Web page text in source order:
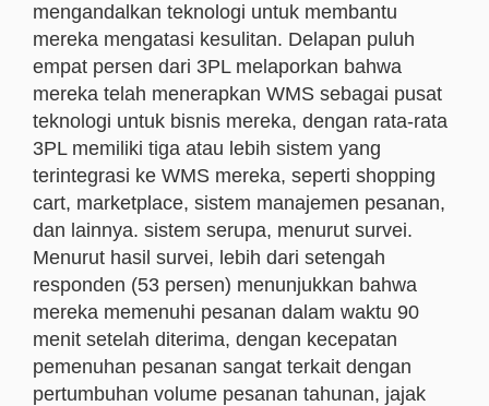
mengandalkan teknologi untuk membantu
mereka mengatasi kesulitan. Delapan puluh
empat persen dari 3PL melaporkan bahwa
mereka telah menerapkan WMS sebagai pusat
teknologi untuk bisnis mereka, dengan rata-rata
3PL memiliki tiga atau lebih sistem yang
terintegrasi ke WMS mereka, seperti shopping
cart, marketplace, sistem manajemen pesanan,
dan lainnya. sistem serupa, menurut survei.
Menurut hasil survei, lebih dari setengah
responden (53 persen) menunjukkan bahwa
mereka memenuhi pesanan dalam waktu 90
menit setelah diterima, dengan kecepatan
pemenuhan pesanan sangat terkait dengan
pertumbuhan volume pesanan tahunan, jajak